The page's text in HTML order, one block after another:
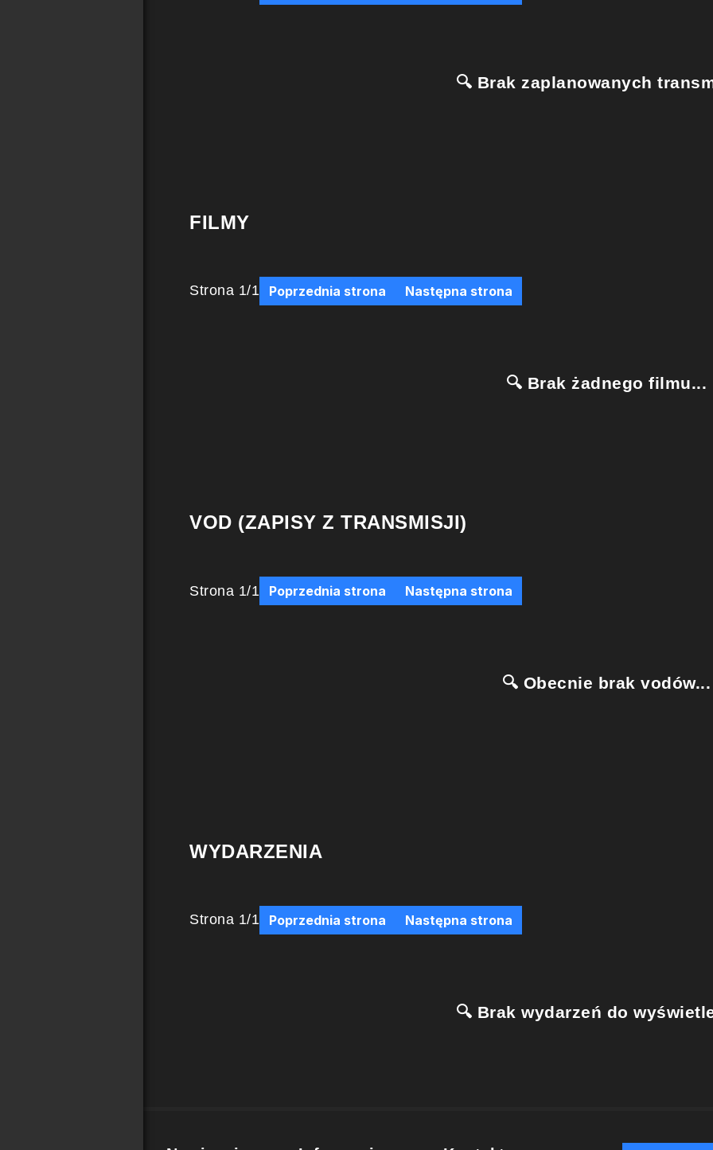
🔍 Brak zaplanowanych
FILMY
Strona 1/1 Poprzednia strona Następna strona
🔍 Brak żadnego filmu...
VOD (ZAPISY Z TRANSMISJI)
Strona 1/1 Poprzednia strona Następna strona
🔍 Obecnie brak vodów...
WYDARZENIA
Strona 1/1 Poprzednia strona Następna strona
🔍 Brak wydarzeń do